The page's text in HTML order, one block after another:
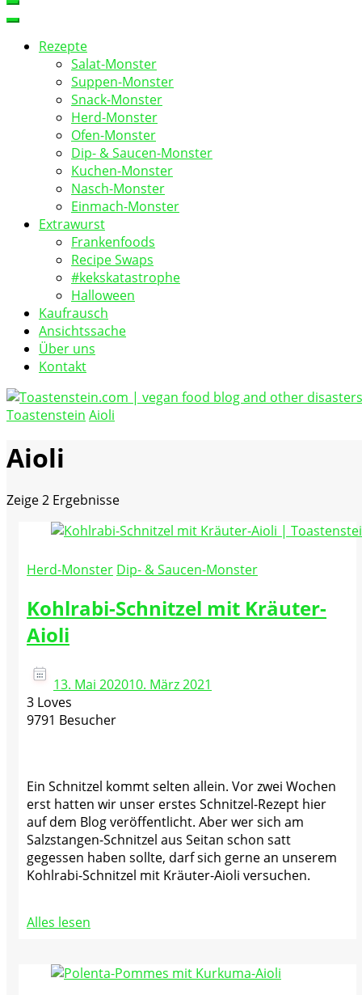
Rezepte
Salat-Monster
Suppen-Monster
Snack-Monster
Herd-Monster
Ofen-Monster
Dip- & Saucen-Monster
Kuchen-Monster
Nasch-Monster
Einmach-Monster
Extrawurst
Frankenfoods
Recipe Swaps
#kekskatastrophe
Halloween
Kaufrausch
Ansichtssache
Über uns
Kontakt
Toastenstein.com
Toastenstein Aioli
Aioli
Zeige2 Ergebnisse
Herd-Monster Dip- & Saucen-Monster
Kohlrabi-Schnitzel mit Kräuter-
Aioli
13. Mai 202010. März 2021
3 Loves
9791 Besucher
Ein Schnitzel kommt selten allein. Vor zwei Wochen
erst hatten wir unser erstes Schnitzel-Rezept hier
auf dem Blog veröffentlicht. Aber wer sich am
Salzstangen-Schnitzel aus Seitan schon satt
gegessen haben sollte, darf sich gerne an unserem
Kohlrabi-Schnitzel mit Kräuter-Aioli versuchen.
Alles lesen